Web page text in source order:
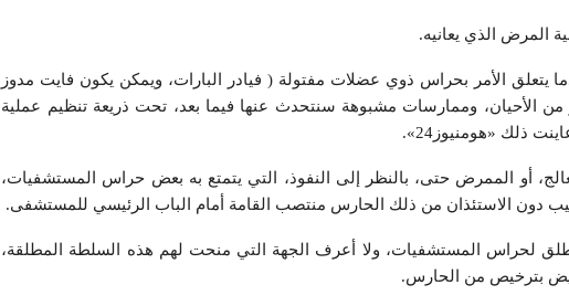
المرض الذي يعانيه.
الأمر بحراس ذوي عضلات مفتولة ( فيادر البارات، ويمكن يكون فايت مدوز
الأحيان، وممارسات مشبوهة سنتحدث عنها فيما بعد، تحت ذريعة تنظيم عملية
ذلك «هومنيوز24».
أو الممرض حتى، بالنظر إلى النفوذ، التي يتمتع به بعض حراس المستشفيات،
دون الاستئذان من ذلك الحارس منتصب القامة أمام الباب الرئيسي للمستشفى.
النفوذ المطلق لحراس المستشفيات، ولا أعرف الجهة التي منحت لهم هذه السلطة المطلقة،
بترخيص من الحارس.